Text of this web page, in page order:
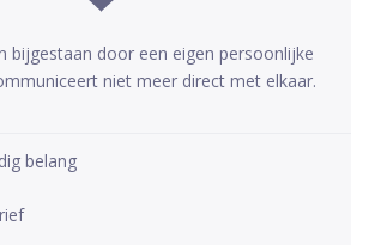
bijgestaan door een eigen persoonlijke
niet meer direct met elkaar.
belang